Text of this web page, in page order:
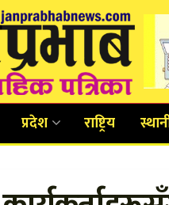
प्रदेश राष्ट्रिय